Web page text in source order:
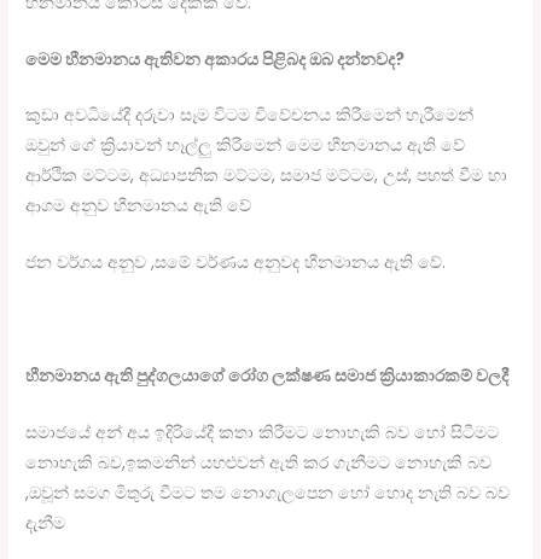
මෙමහීනමානයඇතිවනඅකාරයපිළිබදඔබදන්නවද?
කුඩා අවධියේදී දරුවා සෑම විටම විවේචනය කිරීමෙන් හැරීමෙන්
ඔවුන් ගේ ක්‍රියාවන් හෑල්ලු කිරීමෙන් මෙම හීනමානය ඇති වේ
ආර්ථික මට්ටම, අධ්‍යාපනික මට්ටම, සමාජ මට්ටම, උස්, පහත් වීම හා
ආගම අනුව හීනමානය ඇති වේ
ජන වර්ගය අනුව ,සමේ වර්ණය අනුවද හීනමානය ඇති වේ.
හීනමානයඇතිපුද්ගලයාගේරෝගලක්ෂණසමාජක්‍රියාකාරකම්වලදී
සමාජයේ අන් අය ඉදිරියේදී කතා කිරීමට නොහැකි බව හෝ සිටීමට
නොහැකි බව,ඉකමනින් යහළුවන් ඇති කර ගැනීමට නොහැකි බව
,ඔවූන් සමග මිතුරු වීමට තම නොගැලපෙන හෝ හොද නැති බව බව
දැනීම